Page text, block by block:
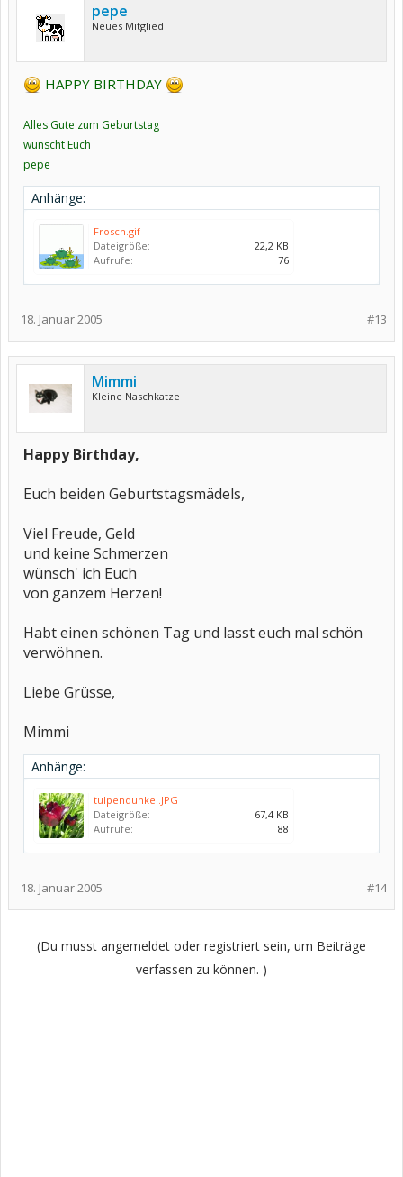
pepe
Neues Mitglied
HAPPY BIRTHDAY
Alles Gute zum Geburtstag
wünscht Euch
pepe
Anhänge:
Frosch.gif
Dateigröße:
22,2 KB
Aufrufe:
76
#13
18. Januar 2005
Mimmi
Kleine Naschkatze
Happy Birthday,
Euch beiden Geburtstagsmädels,
Viel Freude, Geld
und keine Schmerzen
wünsch' ich Euch
von ganzem Herzen!
Habt einen schönen Tag und lasst euch mal schön
verwöhnen.
Liebe Grüsse,
Mimmi
Anhänge:
tulpendunkel.JPG
Dateigröße:
67,4 KB
Aufrufe:
88
#14
18. Januar 2005
(Du musst angemeldet oder registriert sein, um Beiträge
verfassen zu können. )